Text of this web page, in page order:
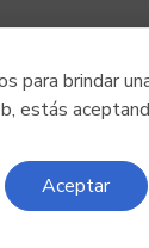
para brindar
estás
Aceptar